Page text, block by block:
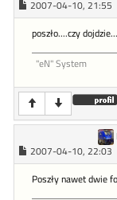
2007-04-10, 21:55
poszło....czy
"eN" System
2007-04-10, 22:03
Poszły nawet dwie